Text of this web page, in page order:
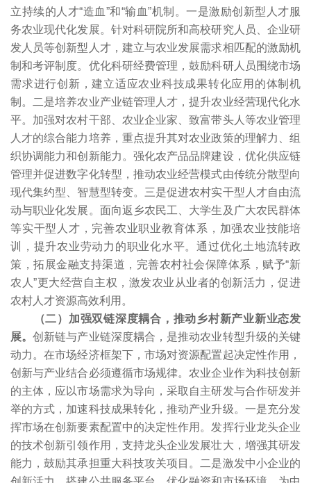
立持续的人才“造血”和“输血”机制。一是激励创新型人才服
务农业现代化发展。针对科研院所和高校研究人员、企业研
发人员等创新型人才，建立与农业发展需求相匹配的激励机
制和考评制度。优化科研经费管理，鼓励科研人员围绕市场
需求进行创新，建立适应农业科技成果转化应用的体制机
制。二是培养农业产业链管理人才，提升农业经营现代化水
平。加强对农村干部、农业企业家、致富带头人等农业管理
人才的综合能力培养，重点提升其对农业政策的理解力、组
织协调能力和创新能力。强化农产品品牌建设，优化供应链
管理并促进数字化转型，推动农业经营模式由传统分散型向
现代集约型、智慧型转变。三是促进农村实干型人才自由流
动与职业化发展。面向返乡农民工、大学生及广大农民群体
等实干型人才，完善农业职业教育体系，加强农业技能培
训，提升农业劳动力的职业化水平。通过优化土地流转政
策，拓展金融支持渠道，完善农村社会保障体系，赋予“新
农人”更大经营自主权，激发农业从业者的创新活力，促进
农村人才资源高效利用。
（二）加强双链深度耦合，推动乡村新产业新业态发
展。创新链与产业链深度耦合，是推动农业转型升级的关键
动力。在市场经济框架下，市场对资源配置起决定性作用，
创新与产业结合必须遵循市场规律。农业企业作为科技创新
的主体，应以市场需求为导向，采取自主研发与合作研发并
举的方式，加速科技成果转化，推动产业升级。一是充分发
挥市场在创新要素配置中的决定性作用。发挥行业龙头企业
的技术创新引领作用，支持龙头企业发展壮大，增强其研发
能力，鼓励其承担重大科技攻关项目。二是激发中小企业的